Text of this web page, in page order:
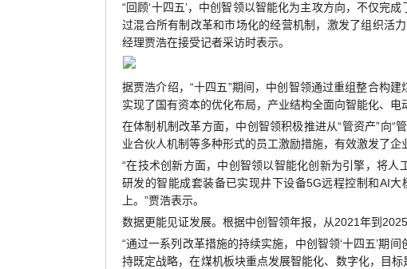
“回顾‘十四五’，中创智领以智能化为主攻方向，不仅完
过混合所有制改革和市场化的经营机制，激发了组织活
经理贾浩在接受记者采访时表示。
据贾浩介绍，“十四五”期间，中创智领通过重组整合构
实现了国有资本的优化布局，产业结构全面向智能化、电
在体制机制改革方面，中创智领积极推进从“管资产”向“
业合伙人机制等多种形式的员工激励措施，有效激发了企
“在技术创新方面，中创智领以智能化创新为引擎，将
研发的智能成套装备已实现井下设备5G远程控制和AI大
上。”贾浩表示。
数据更能见证发展。根据中创智领年报，从2021年到
“通过一系列改革措施的持续实施，中创智领‘十四五’期
持既定战略，在煤机板块重点发展智能化、数字化，目